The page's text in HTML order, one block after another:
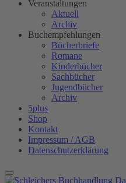
Veranstaltungen
Aktuell
Archiv
Buchempfehlungen
Bücherbriefe
Romane
Kinderbücher
Sachbücher
Jugendbücher
Archiv
5plus
Shop
Kontakt
Impressum / AGB
Datenschutzerklärung